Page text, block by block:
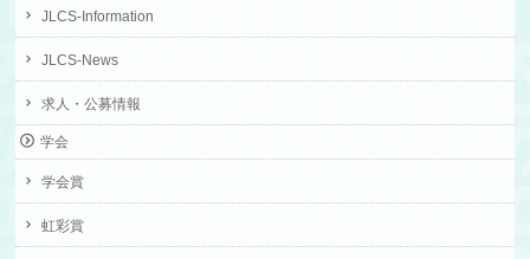
JLCS-Information
JLCS-News
求人・公募情報
学会
学会賞
虹彩賞